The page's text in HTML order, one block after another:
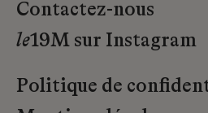
Contactez-nous
le19M sur Instagram
Politique de